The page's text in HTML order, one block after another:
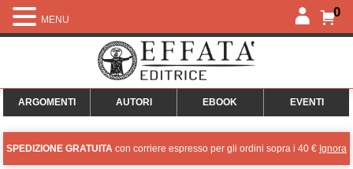
0
ARGOMENTI AUTORI EBOOK EVENTI
SPEDIZIONE GRATUITA con corriere espresso per gli ordini sopra i 40 € Ignora
MENU